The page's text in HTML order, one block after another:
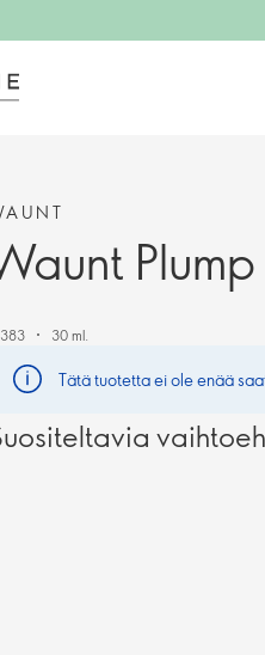
30 ml.
Tätä tuotetta ei ole enää